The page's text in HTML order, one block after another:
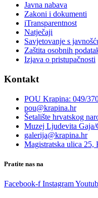
Javna nabava
Zakoni i dokumenti
iTransparentnost
Natječaji
Savjetovanje s
Zaštita osobnih
Izjava o pristupačnosti
Kontakt
POU Krapina: 049/
pou@krapina.hr
Šetalište hrvatskog
Muzej Ljudevita Gaja/
galerija@krapina.hr
Magistratska ulica 25,
Pratite nas na
Facebook-f Instagram